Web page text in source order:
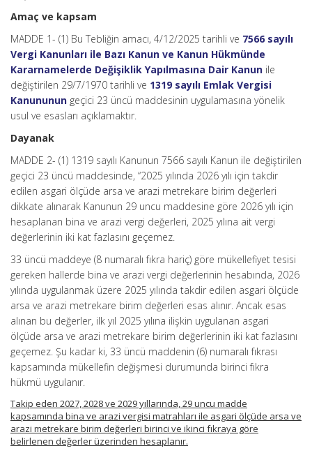
Amaç ve kapsam
MADDE 1- (1) Bu Tebliğin amacı, 4/12/2025 tarihli ve 7566 sayılı
Vergi Kanunları ile Bazı Kanun ve Kanun Hükmünde
Kararnamelerde Değişiklik Yapılmasına Dair Kanun ile
değiştirilen 29/7/1970 tarihli ve 1319 sayılı Emlak Vergisi
Kanununun geçici 23 üncü maddesinin uygulamasına yönelik
usul ve esasları açıklamaktır.
Dayanak
MADDE 2- (1) 1319 sayılı Kanunun 7566 sayılı Kanun ile değiştirilen
geçici 23 üncü maddesinde, “2025 yılında 2026 yılı için takdir
edilen asgari ölçüde arsa ve arazi metrekare birim değerleri
dikkate alınarak Kanunun 29 uncu maddesine göre 2026 yılı için
hesaplanan bina ve arazi vergi değerleri, 2025 yılına ait vergi
değerlerinin iki kat fazlasını geçemez.
33 üncü maddeye (8 numaralı fıkra hariç) göre mükellefiyet tesisi
gereken hallerde bina ve arazi vergi değerlerinin hesabında, 2026
yılında uygulanmak üzere 2025 yılında takdir edilen asgari ölçüde
arsa ve arazi metrekare birim değerleri esas alınır. Ancak esas
alınan bu değerler, ilk yıl 2025 yılına ilişkin uygulanan asgari
ölçüde arsa ve arazi metrekare birim değerlerinin iki kat fazlasını
geçemez. Şu kadar ki, 33 üncü maddenin (6) numaralı fıkrası
kapsamında mükellefin değişmesi durumunda birinci fıkra
hükmü uygulanır.
Takip eden 2027, 2028 ve 2029 yıllarında, 29 uncu madde
kapsamında bina ve arazi vergisi matrahları ile asgari ölçüde arsa ve
arazi metrekare birim değerleri birinci ve ikinci fıkraya göre
belirlenen değerler üzerinden hesaplanır.